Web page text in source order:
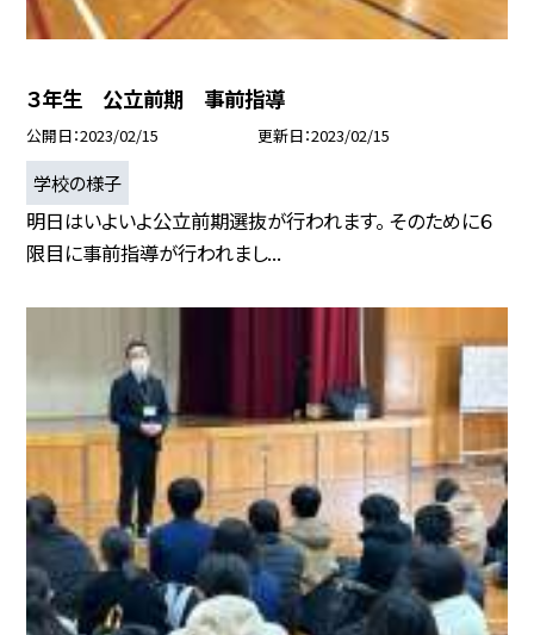
３年生 公立前期 事前指導
公開日 2023/02/15 更新日 2023/02/15
学校の様子
明日はいよいよ公立前期選抜が行われます。 そのために６
限目に事前指導が行われまし...